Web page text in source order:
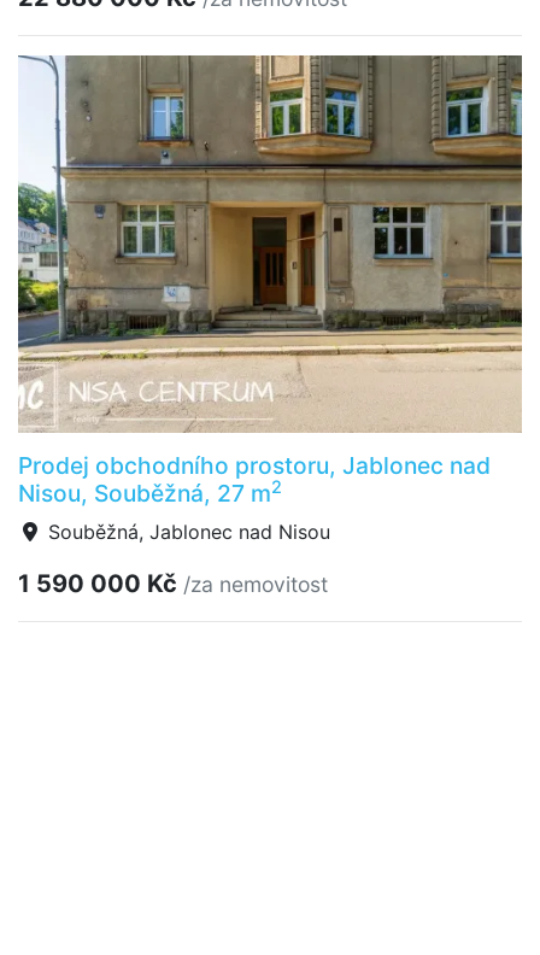
Prodej obchodního prostoru, Jablonec nad
Nisou, Souběžná, 27 m2
Souběžná, Jablonec nad Nisou
1 590 000 Kč /za nemovitost